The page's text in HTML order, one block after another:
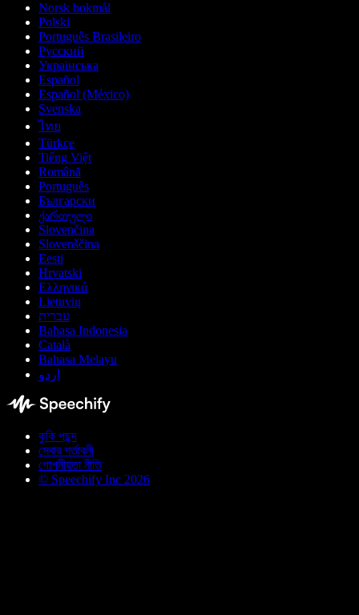
Norsk bokmål
Polski
Português Brasileiro
Русский
Українська
Español
Español (México)
Svenska
ไทย
Türkçe
Tiếng Việt
Română
Português
Български
ქართული
Slovenčina
Slovenščina
Eesti
Hrvatski
Ελληνικά
Lietuvių
עברית
Bahasa Indonesia
Català
Bahasa Melayu
اردو
কুকি পছন্দ
সেবার শর্তাবলী
গোপনীয়তা নীতি
© Speechify Inc 2026